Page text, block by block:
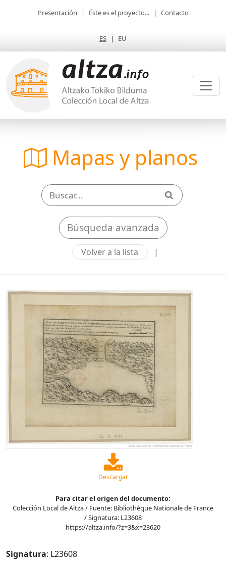
Presentación | Éste es el proyecto... | Contacto
ES | EU
Mapas y planos
Búsqueda avanzada
Volver a la lista |
Descargar
Para citar el origen del documento:
Colección Local de Altza / Fuente: Bibliothèque Nationale de France
/ Signatura: L23608
https://altza.info/?z=3&x=23620
Signatura: L23608